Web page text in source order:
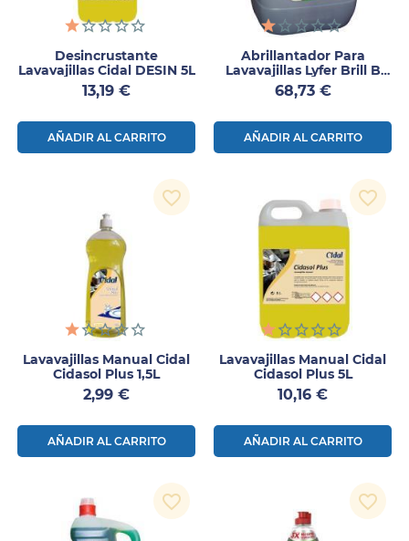
Desincrustante
Lavavajillas Cidal DESIN 5L
Precio
13,19 €
AÑADIR AL CARRITO
Abrillantador Para
Lavavajillas Lyfer Brill B
20kg
Precio
68,73 €
AÑADIR AL CARRITO
Lavavajillas Manual Cidal
Cidasol Plus 1,5L
Precio
2,99 €
AÑADIR AL CARRITO
favorite_border
Lavavajillas Manual Cidal
Cidasol Plus 5L
Precio
10,16 €
AÑADIR AL CARRITO
favorite_border
favorite_border favorite_border